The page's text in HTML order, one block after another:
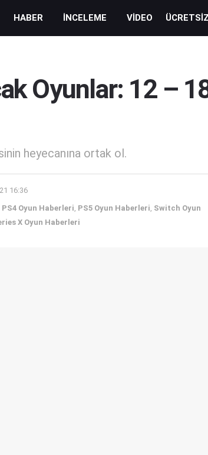
HABER İNCELEME VIDEO
Oyunlar: 12 –
heyecanına ortak ol.
16:36
PS4 Oyun Haberleri, PS5 Oyun Haberleri, Switch Oyun
X Oyun Haberleri